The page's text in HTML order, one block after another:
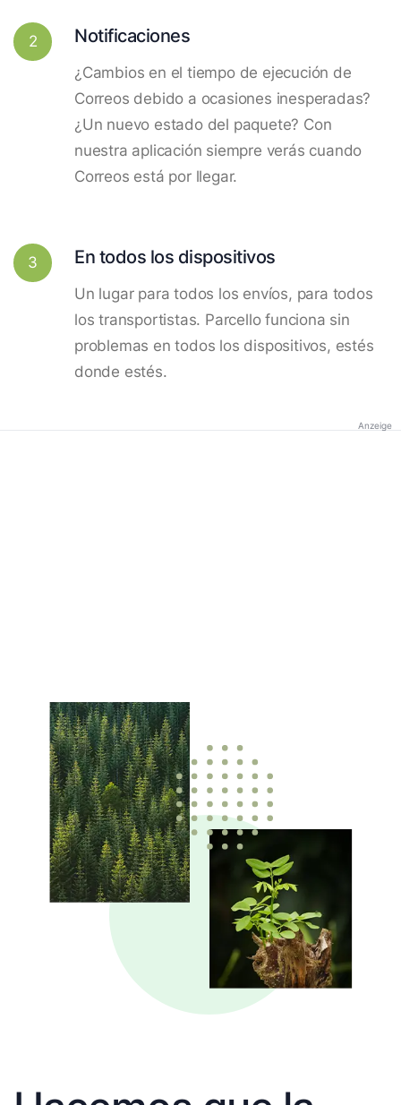
2 Notificaciones
¿Cambios en el tiempo de ejecución de
Correos debido a ocasiones inesperadas?
¿Un nuevo estado del paquete? Con
nuestra aplicación siempre verás cuando
Correos está por llegar.
3 En todos los dispositivos
Un lugar para todos los envíos, para todos
los transportistas. Parcello funciona sin
problemas en todos los dispositivos, estés
donde estés.
Anzeige